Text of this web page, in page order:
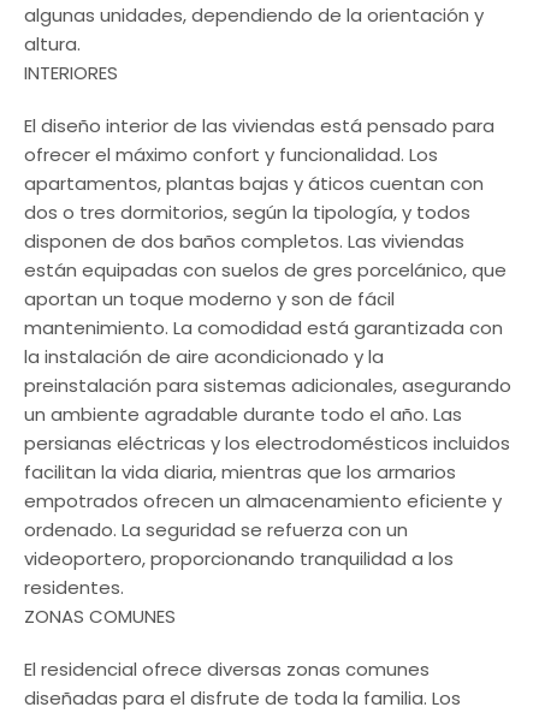
algunas unidades, dependiendo de la orientación y
altura.
INTERIORES
El diseño interior de las viviendas está pensado para
ofrecer el máximo confort y funcionalidad. Los
apartamentos, plantas bajas y áticos cuentan con
dos o tres dormitorios, según la tipología, y todos
disponen de dos baños completos. Las viviendas
están equipadas con suelos de gres porcelánico, que
aportan un toque moderno y son de fácil
mantenimiento. La comodidad está garantizada con
la instalación de aire acondicionado y la
preinstalación para sistemas adicionales, asegurando
un ambiente agradable durante todo el año. Las
persianas eléctricas y los electrodomésticos incluidos
facilitan la vida diaria, mientras que los armarios
empotrados ofrecen un almacenamiento eficiente y
ordenado. La seguridad se refuerza con un
videoportero, proporcionando tranquilidad a los
residentes.
ZONAS COMUNES
El residencial ofrece diversas zonas comunes
diseñadas para el disfrute de toda la familia. Los